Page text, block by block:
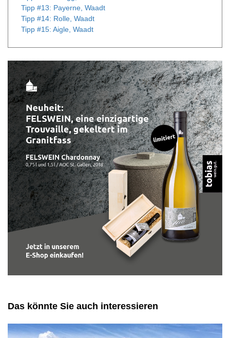
Tipp #13: Payerne, Waadt
Tipp #14: Rolle, Waadt
Tipp #15: Aigle, Waadt
Das könnte Sie auch interessieren